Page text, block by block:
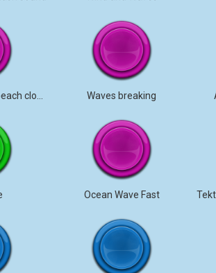
Waves breaking
Ocean Wave Fast